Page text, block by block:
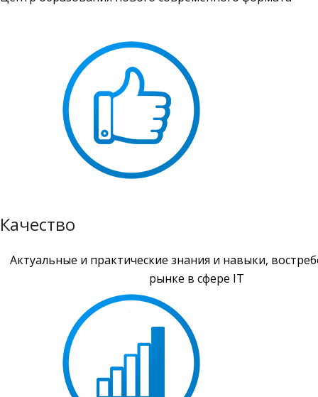
Качество
Актуальные и практические знания и навыки,
рынке в сфере IT